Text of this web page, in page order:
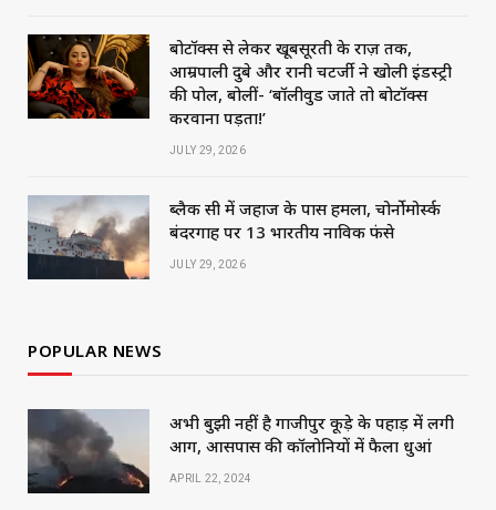
बोटॉक्स से लेकर खूबसूरती के राज़ तक,
आम्रपाली दुबे और रानी चटर्जी ने खोली इंडस्ट्री
की पोल, बोलीं- ‘बॉलीवुड जाते तो बोटॉक्स
करवाना पड़ता!’
JULY 29, 2026
ब्लैक सी में जहाज के पास हमला, चोर्नोमोर्स्क
बंदरगाह पर 13 भारतीय नाविक फंसे
JULY 29, 2026
POPULAR NEWS
अभी बुझी नहीं है गाजीपुर कूड़े के पहाड़ में लगी
आग, आसपास की कॉलोनियों में फैला धुआं
APRIL 22, 2024